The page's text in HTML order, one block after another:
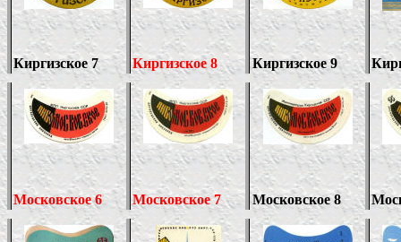
Киргизское 7 Киргизское 8 Киргизское 9
Московское 6 Московское 7 Московское 8